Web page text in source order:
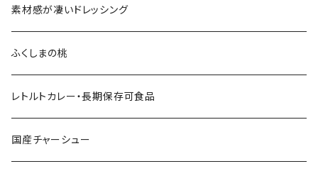
果実
会津のうまいもの
素材感が凄いドレッシング
ふくしまの桃
レトルトカレー・長期保存可食品
国産チャーシュー